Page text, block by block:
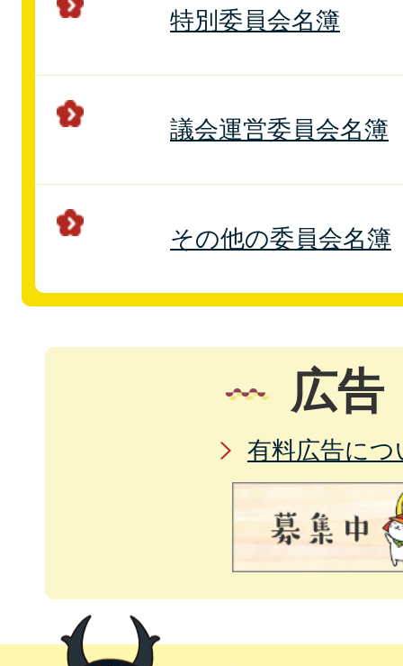
特別委員会名簿
議会運営委員会名簿
その他の委員会名簿
広告
有料広告につ